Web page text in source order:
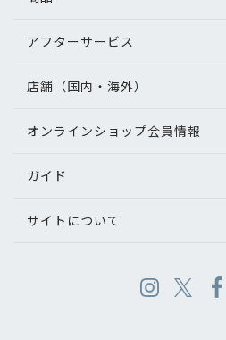
アフターサービス
店舗（国内・海外）
オンラインショップ会員情報
ガイド
サイトについて